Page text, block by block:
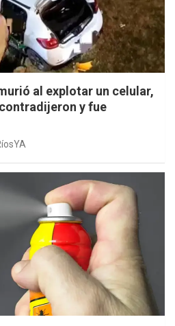
al explotar un celular,
y fue